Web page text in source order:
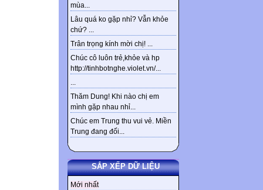
mùa...
Lâu quá ko gặp nhỉ? Vẫn khỏe
chứ? ...
Trân trọng kính mời chị! ...
Chúc cô luôn trẻ,khỏe và hp
http://tinhbotnghe.violet.vn/...
...
Thăm Dung! Khi nào chị em
mình gặp nhau nhỉ...
Chúc em Trung thu vui vẻ. Miền
Trung đang đối...
SẮP XẾP DỮ LIỆU
Mới nhất